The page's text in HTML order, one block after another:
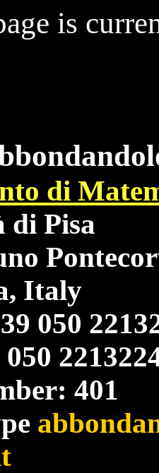
is
di
Pisa
Italy
050
401